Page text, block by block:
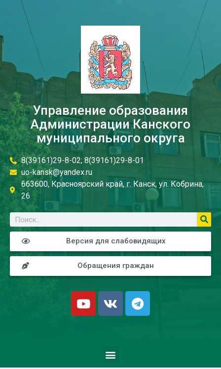
Управление образования
Администрации Канского
муниципального округа
8(39161)29-8-02; 8(39161)29-8-01
uo-kansk@yandex.ru
663600, Красноярский край, г. Канск, ул. Кобрина,
26
Версия для слабовидящих
Обращения граждан